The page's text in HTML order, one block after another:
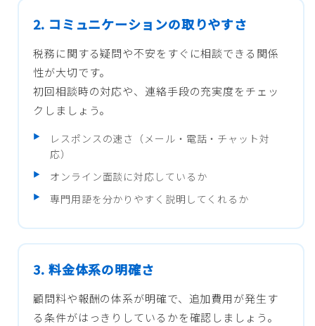
2. コミュニケーションの取りやすさ
税務に関する疑問や不安をすぐに相談できる関係
性が大切です。
初回相談時の対応や、連絡手段の充実度をチェッ
クしましょう。
レスポンスの速さ（メール・電話・チャット対
応）
オンライン面談に対応しているか
専門用語を分かりやすく説明してくれるか
3. 料金体系の明確さ
顧問料や報酬の体系が明確で、追加費用が発生す
る条件がはっきりしているかを確認しましょう。